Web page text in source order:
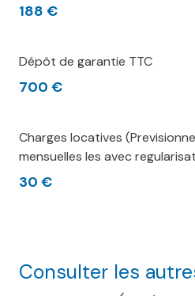
188 €
Dépôt de garantie TTC
700 €
Charges locatives
mensuelles les avec
30 €
Consulter les